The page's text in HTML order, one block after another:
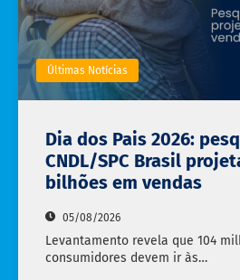
Últimas Notícias
Dia dos Pais 2026:
CNDL/SPC Brasil
bilhões em vendas
05/08/2026
Levantamento revela que 104
consumidores devem ir às…